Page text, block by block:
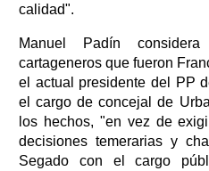
calidad".
Manuel Padín
cartageneros que fueron
el actual presidente del PP
el cargo de concejal de
los hechos, "en vez de
decisiones temerarias y
Segado con el cargo